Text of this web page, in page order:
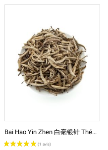
Bai Hao Yin Zhen 白毫银针 Thé...